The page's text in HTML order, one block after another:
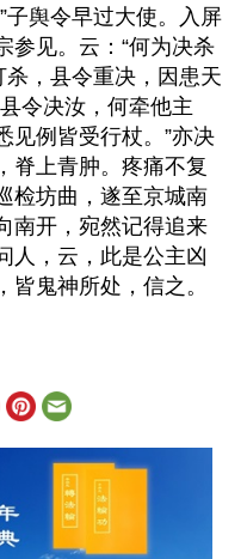
子舆令早过大使。入屏
参见。云：“何为决杀
杀，县令重决，因患天
令决汝，何牵他主
见例皆受行杖。”亦决
脊上青肿。疼痛不复
检坊曲，遂至京城南
南开，宛然记得追来
人，云，此是公主凶
鬼神所处，信之。